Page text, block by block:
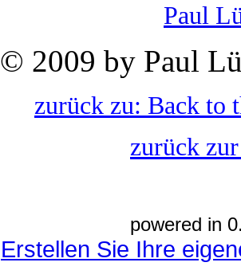
Paul
© 2009 by Paul
zurück zu: Back to
zurück
powered in
Erstellen Sie Ihre